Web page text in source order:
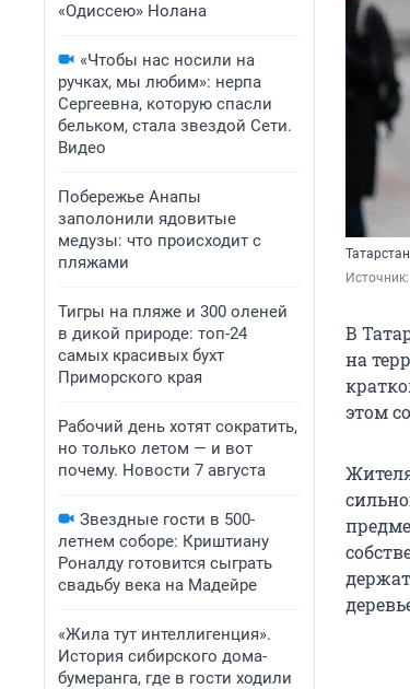
«Одиссею» Нолана
«Чтобы нас носили на
ручках, мы любим»: нерпа
Сергеевна, которую спасли
бельком, стала звездой Сети.
Видео
Побережье Анапы
заполонили ядовитые
медузы: что происходит с
пляжами
Тигры на пляже и 300 оленей
в дикой природе: топ-24
самых красивых бухт
Приморского края
Рабочий день хотят сократить,
но только летом — и вот
почему. Новости 7 августа
Звездные гости в 500-
летнем соборе: Криштиану
Роналду готовится сыграть
свадьбу века на Мадейре
«Жила тут интеллигенция».
История сибирского дома-
бумеранга, где в гости ходили
Источник:
В
на
этом